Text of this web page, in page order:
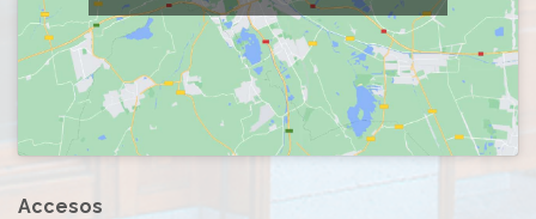
Accesos